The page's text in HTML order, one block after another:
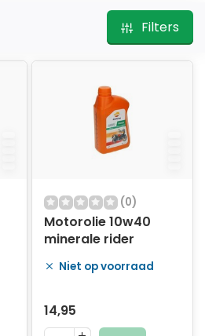
Filters
(0)
Motorolie 10w40
minerale rider
Niet op voorraad
14,95